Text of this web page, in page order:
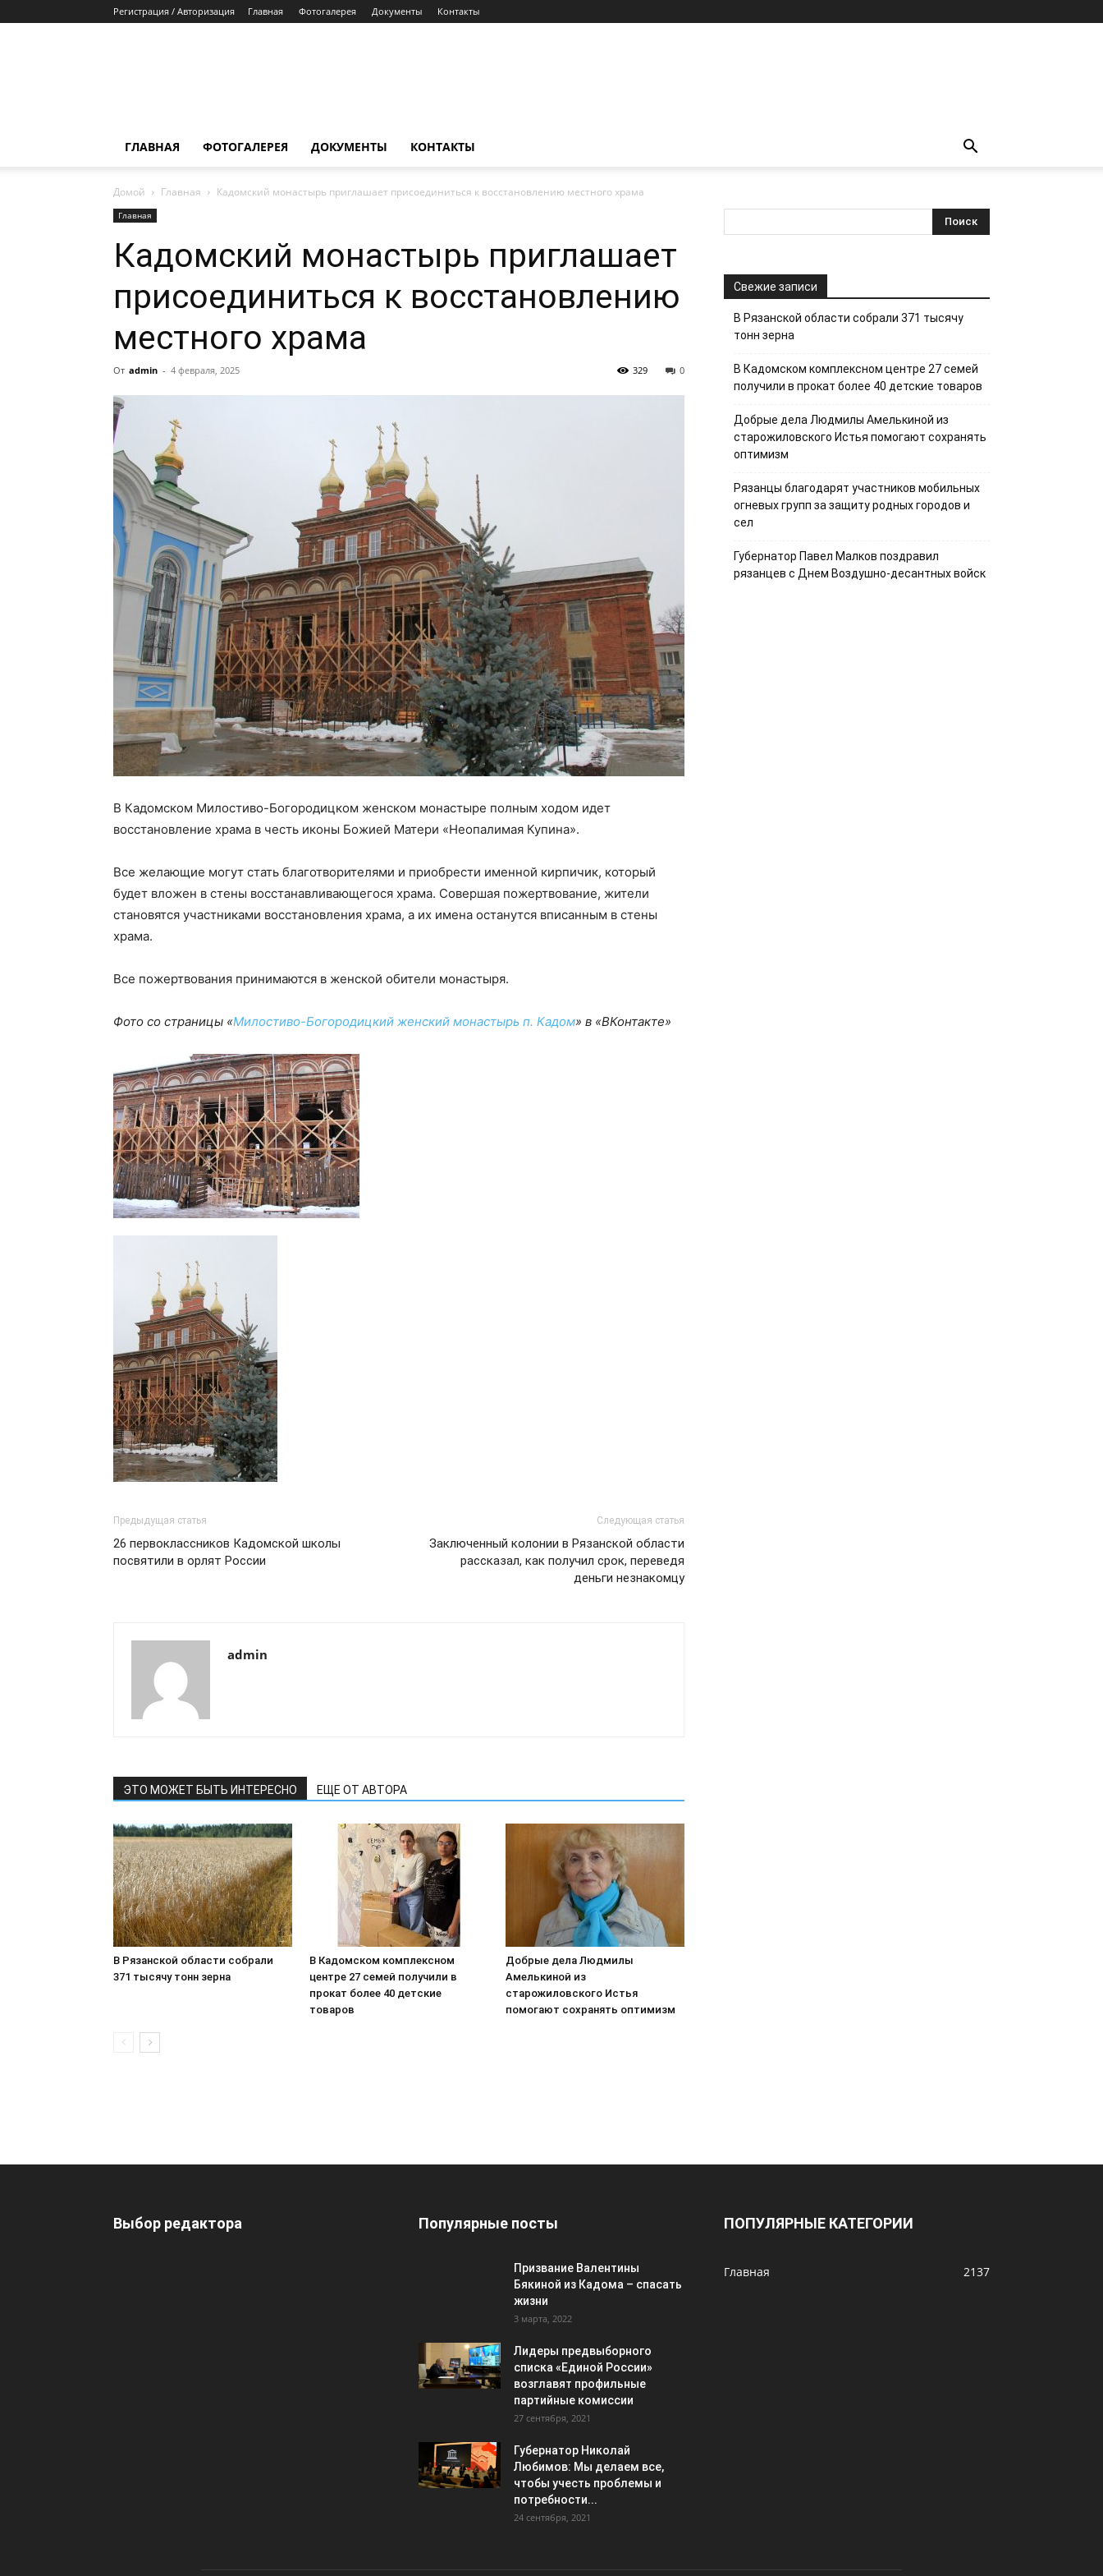
Регистрация / Авторизация Главная Фотогалерея Документы Контакты
ГЛАВНАЯ ФОТОГАЛЕРЕЯ ДОКУМЕНТЫ КОНТАКТЫ
Домой Главная Кадомский монастырь приглашает присоединиться к восстановлению местного храма
Главная
Кадомский монастырь приглашает
присоединиться к восстановлению
местного храма
От admin - 4 февраля, 2025 0
329
В Кадомском Милостиво-Богородицком женском монастыре полным ходом идет
восстановление храма в честь иконы Божией Матери «Неопалимая Купина».
Все желающие могут стать благотворителями и приобрести именной кирпичик, который
будет вложен в стены восстанавливающегося храма. Совершая пожертвование, жители
становятся участниками восстановления храма, а их имена останутся вписанным в стены
храма.
Все пожертвования принимаются в женской обители монастыря.
Фото со страницы «Милостиво-Богородицкий женский монастырь п. Кадом» в «ВКонтакте»
Предыдущая статья
26 первоклассников Кадомской школы
посвятили в орлят России
Следующая статья
Заключенный колонии в Рязанской области
рассказал, как получил срок, переведя
деньги незнакомцу
admin
ЭТО МОЖЕТ БЫТЬ ИНТЕРЕСНО ЕЩЕ ОТ АВТОРА
В Рязанской области собрали
371 тысячу тонн зерна
В Кадомском комплексном
центре 27 семей получили в
прокат более 40 детские
товаров
Добрые дела Людмилы
Амелькиной из
старожиловского Истья
помогают сохранять оптимизм
Свежие записи
В Рязанской области собрали 371 тысячу
тонн зерна
В Кадомском комплексном центре 27 семей
получили в прокат более 40 детские товаров
Добрые дела Людмилы Амелькиной из
старожиловского Истья помогают сохранять
оптимизм
Рязанцы благодарят участников мобильных
огневых групп за защиту родных городов и
сел
Губернатор Павел Малков поздравил
рязанцев с Днем Воздушно-десантных войск
Выбор редактора Популярные посты
Призвание Валентины
Бякиной из Кадома – спасать
жизни
3 марта, 2022
Лидеры предвыборного
списка «Единой России»
возглавят профильные
партийные комиссии
27 сентября, 2021
Губернатор Николай
Любимов: Мы делаем все,
чтобы учесть проблемы и
потребности...
24 сентября, 2021
ПОПУЛЯРНЫЕ КАТЕГОРИИ
Главная 2137